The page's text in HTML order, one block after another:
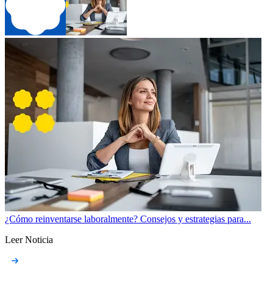
¿Cómo reinventarse laboralmente? Consejos y estrategias para...
Leer Noticia